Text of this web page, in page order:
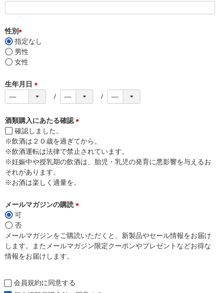
性別
(
必
須
指定なし
男性
女性
生年月日
(
須
酒類購入にあたる確認
必
須
)
確認しました。
※飲酒は２０歳を過ぎてから。
※飲酒運転は法律で禁止されています。
※妊娠中や授乳期の飲酒は、胎児・乳児の発育に悪影響を与えるお
それがあります。
※お酒は楽しく適量を。
メールマガジンの購読
須
)
可
否
メールマガジンをご購読いただくと、新製品やセール情報をお届け
します。またメールマガジン限定クーポンやプレゼントなどお得な
情報をお届けします。
会員規約に同意する